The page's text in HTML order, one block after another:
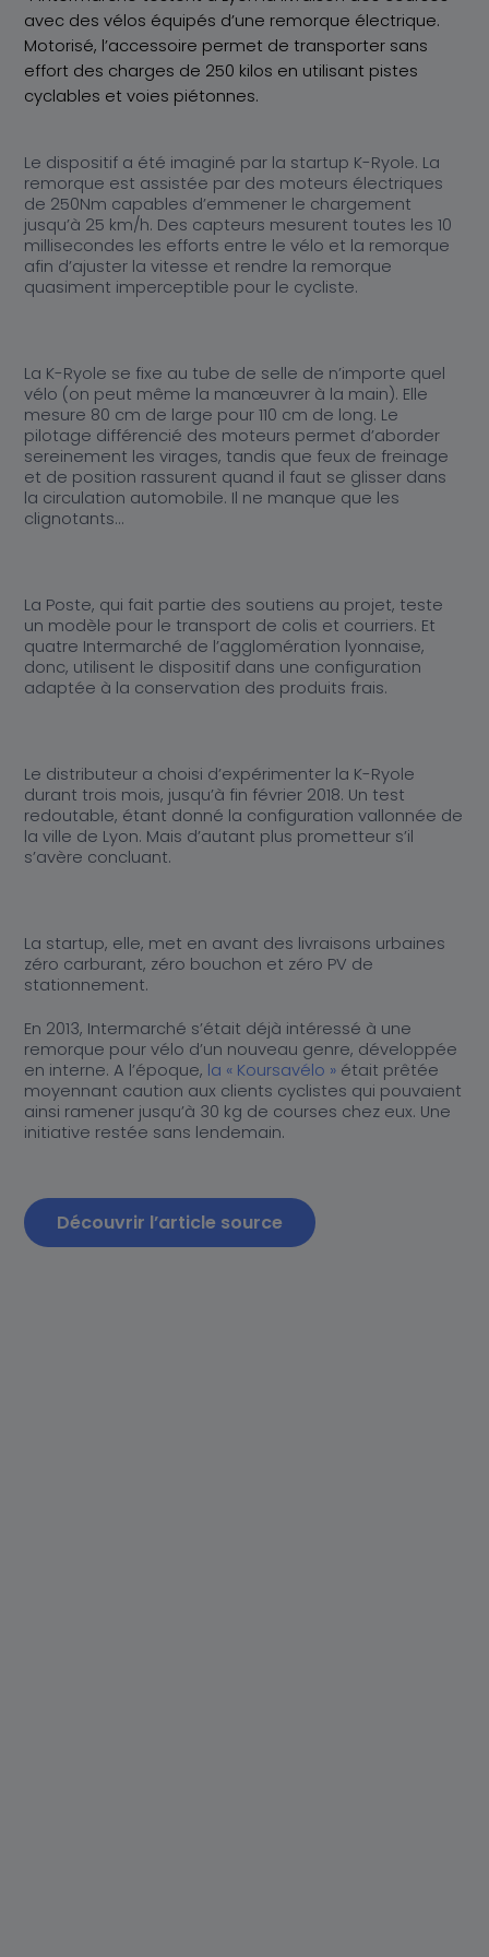
Au cœur de K-Ryole
Nos partenaires distributeurs
Nos partenaires distributeurs
avec des vélos équipés d’une remorque électrique.
Motorisé, l’accessoire permet de transporter sans
effort des charges de 250 kilos en utilisant pistes
cyclables et voies piétonnes.
Le dispositif a été imaginé par la startup K-Ryole. La
remorque est assistée par des moteurs électriques
de 250Nm capables d’emmener le chargement
jusqu’à 25 km/h. Des capteurs mesurent toutes les 10
millisecondes les efforts entre le vélo et la remorque
afin d’ajuster la vitesse et rendre la remorque
quasiment imperceptible pour le cycliste.
La K-Ryole se fixe au tube de selle de n’importe quel
vélo (on peut même la manœuvrer à la main). Elle
mesure 80 cm de large pour 110 cm de long. Le
pilotage différencié des moteurs permet d’aborder
sereinement les virages, tandis que feux de freinage
et de position rassurent quand il faut se glisser dans
la circulation automobile. Il ne manque que les
clignotants…
La Poste, qui fait partie des soutiens au projet, teste
un modèle pour le transport de colis et courriers. Et
quatre Intermarché de l’agglomération lyonnaise,
donc, utilisent le dispositif dans une configuration
adaptée à la conservation des produits frais.
Le distributeur a choisi d’expérimenter la K-Ryole
durant trois mois, jusqu’à fin février 2018. Un test
redoutable, étant donné la configuration vallonnée de
la ville de Lyon. Mais d’autant plus prometteur s’il
s’avère concluant.
La startup, elle, met en avant des livraisons urbaines
zéro carburant, zéro bouchon et zéro PV de
stationnement.
En 2013, Intermarché s’était déjà intéressé à une
remorque pour vélo d’un nouveau genre, développée
en interne. A l’époque, la « Koursavélo » était prêtée
moyennant caution aux clients cyclistes qui pouvaient
ainsi ramener jusqu’à 30 kg de courses chez eux. Une
initiative restée sans lendemain.
Découvrir l’article source